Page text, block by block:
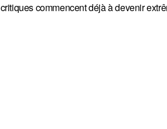
commencent déjà à devenir